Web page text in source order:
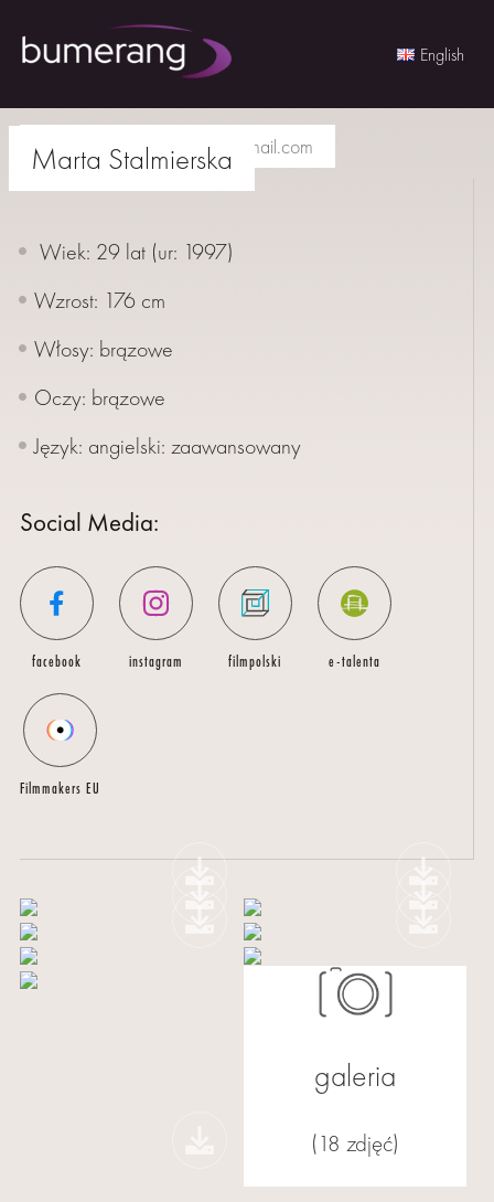
AKTORKI
BUMERANG
WSPÓŁPRACA
O
NAS
English
content
agencjabumerang@gmail.com
Marta Stalmierska
Wiek: 29 lat (ur: 1997)
Wzrost: 176 cm
Włosy: brązowe
Oczy: brązowe
Język: angielski: zaawansowany
Social Media:
facebook instagram filmpolski e-talenta
Filmmakers EU
galeria
(18 zdjęć)